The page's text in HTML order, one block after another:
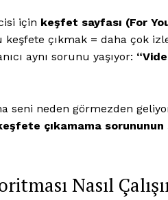
Saf Ses !!!
için keşfet sayfası (For
çıkmak = daha çok
aynı sorunu yaşıyor:
seni neden görmezden
çıkamama
Nasıl